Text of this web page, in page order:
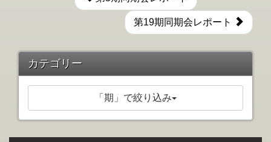
第19期同期会レポート
カテゴリー
「期」で絞り込み